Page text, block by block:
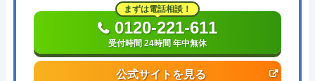
公式サイトを見る
まずは電話相談！
0120-221-611
受付時間 24時間 年中無休